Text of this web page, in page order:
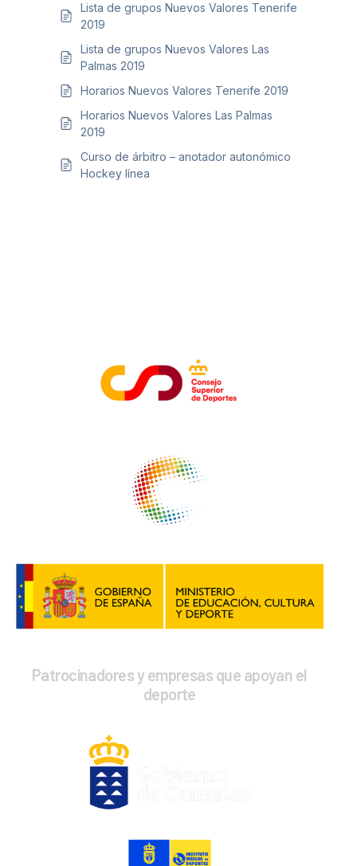
Lista de grupos Nuevos Valores Tenerife
2019
Lista de grupos Nuevos Valores Las
Palmas 2019
Horarios Nuevos Valores Tenerife 2019
Horarios Nuevos Valores Las Palmas
2019
Curso de árbitro – anotador autonómico
Hockey línea
Patrocinadores y empresas que apoyan el
deporte